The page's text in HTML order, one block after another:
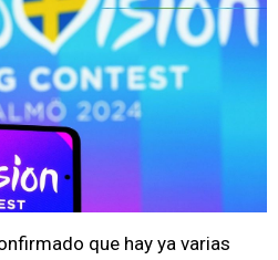
que hay ya varias